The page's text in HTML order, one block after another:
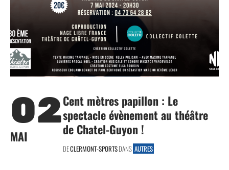
02
MAI
Cent mètres papillon : Le
spectacle évènement au théâtre
de Chatel-Guyon !
DECLERMONT-SPORTSDANS AUTRES